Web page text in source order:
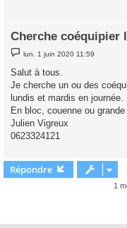
Cherche coéquipier
M
e
s
s
a
e
lun. 1 juin 2020 11:59
Salut à tous.
Je cherche un ou des
lundis et mardis en journée.
En bloc, couenne ou
Julien Vigreux
0623324121
Répondre
1